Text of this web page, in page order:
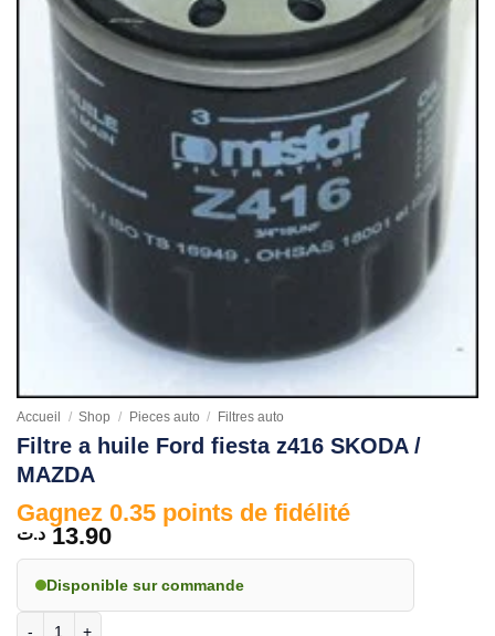
Accueil / Shop / Pieces auto / Filtres auto
Filtre a huile Ford fiesta z416 SKODA /
MAZDA
Gagnez 0.35 points de fidélité
13.90 د.ت
Disponible sur commande